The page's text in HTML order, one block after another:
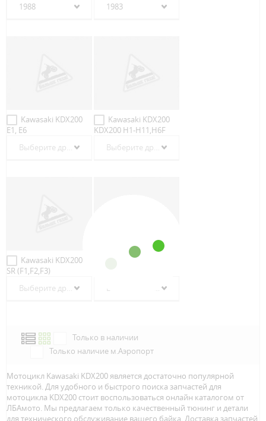
1988
1983
Kawasaki KDX200
E1, E6
Выберите другой год
Kawasaki KDX200
KDX200 H1-H11,H6F
Выберите другой год
Kawasaki KDX200
SR (F1,F2,F3)
Выберите другой год
Kawasaki KDX200
Выберите другой год
Только в наличии
Только наличие м.Аэропорт
Мотоцикл Kawasaki KDX200 является достаточно популярной
техникой. Для удобного и быстрого поиска запчастей для
мотоцикла KDX200 стоит воспользоваться онлайн каталогом от
ЛБАмото. Мы предлагаем только качественный тюнинг и детали
для технического обслуживание вашего байка. Доставка запчастей